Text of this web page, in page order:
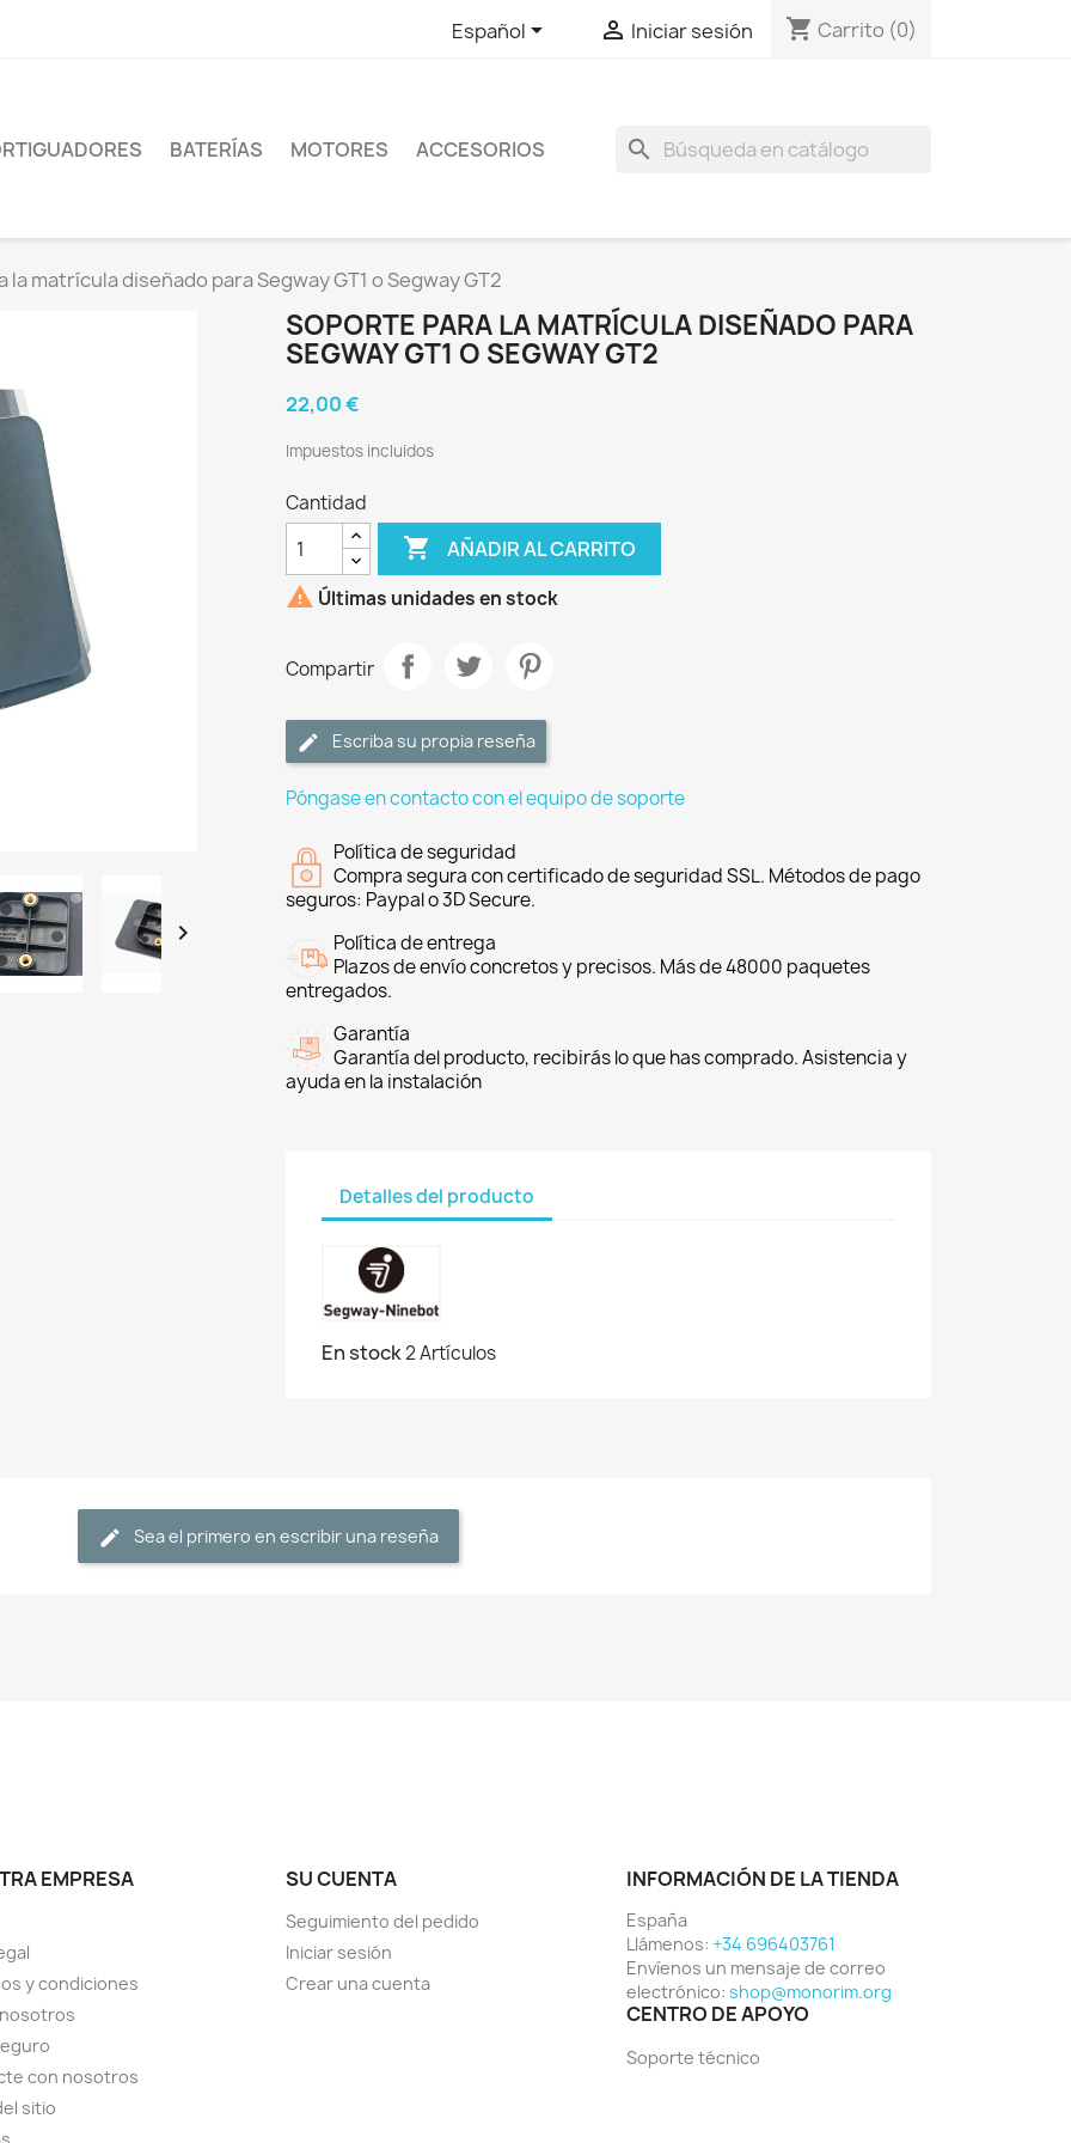
Español  Iniciar sesión shopping_cart Carrito (0)
BATERÍAS MOTORES ACCESORIOS search
la matrícula diseñado para Segway GT1 o Segway GT2

SOPORTE PARA LA MATRÍCULA DISEÑADO PARA
SEGWAY GT1 O SEGWAY GT2
22,00 €
Impuestos incluidos
Cantidad
 AÑADIR AL CARRITO
 Últimas unidades en stock
Compartir
Escriba su propia reseña
Póngase en contacto con el equipo de soporte
Política de seguridad
Compra segura con certificado de seguridad SSL. Métodos de pago
seguros: Paypal o 3D Secure.
Política de entrega
Plazos de envío concretos y precisos. Más de 48000 paquetes
entregados.
Garantía
Garantía del producto, recibirás lo que has comprado. Asistencia y
ayuda en la instalación
Detalles del producto
En stock2 Artículos
Sea el primero en escribir una reseña
EMPRESA
y condiciones
con nosotros
sitio
SU CUENTA
Seguimiento del pedido
Iniciar sesión
Crear una cuenta
INFORMACIÓN DE LA TIENDA
España
Llámenos: +34 696403761
Envíenos un mensaje de correo
electrónico: shop@monorim.org
CENTRO DE APOYO
Soporte técnico